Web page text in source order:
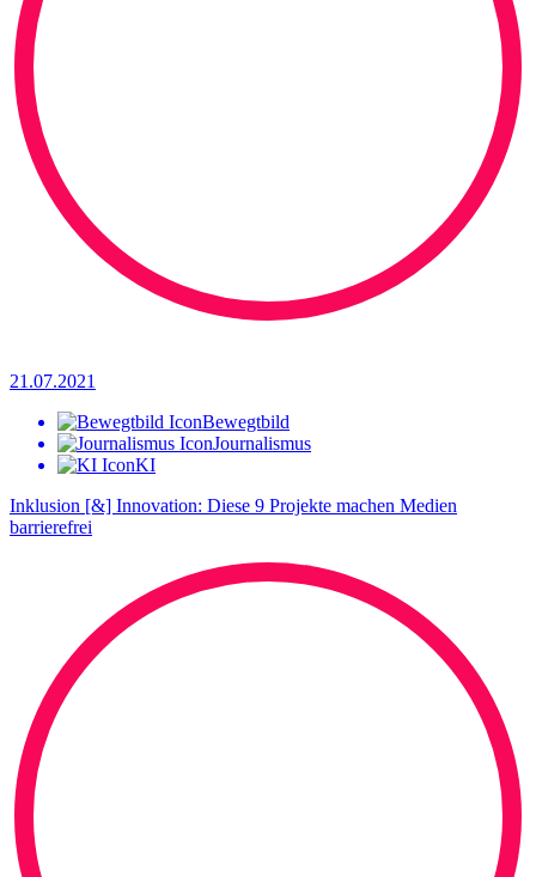
21.07.2021
Bewegtbild
Journalismus
KI
Inklusion [&] Innovation: Diese 9 Projekte machen Medien
barrierefrei